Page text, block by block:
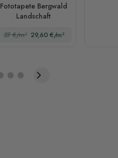
Fototapete Bergwald
Landschaft
37 €/m² 29,60 €/m²